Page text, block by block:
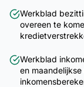
Werkblad
overeen te
Werkblad
en